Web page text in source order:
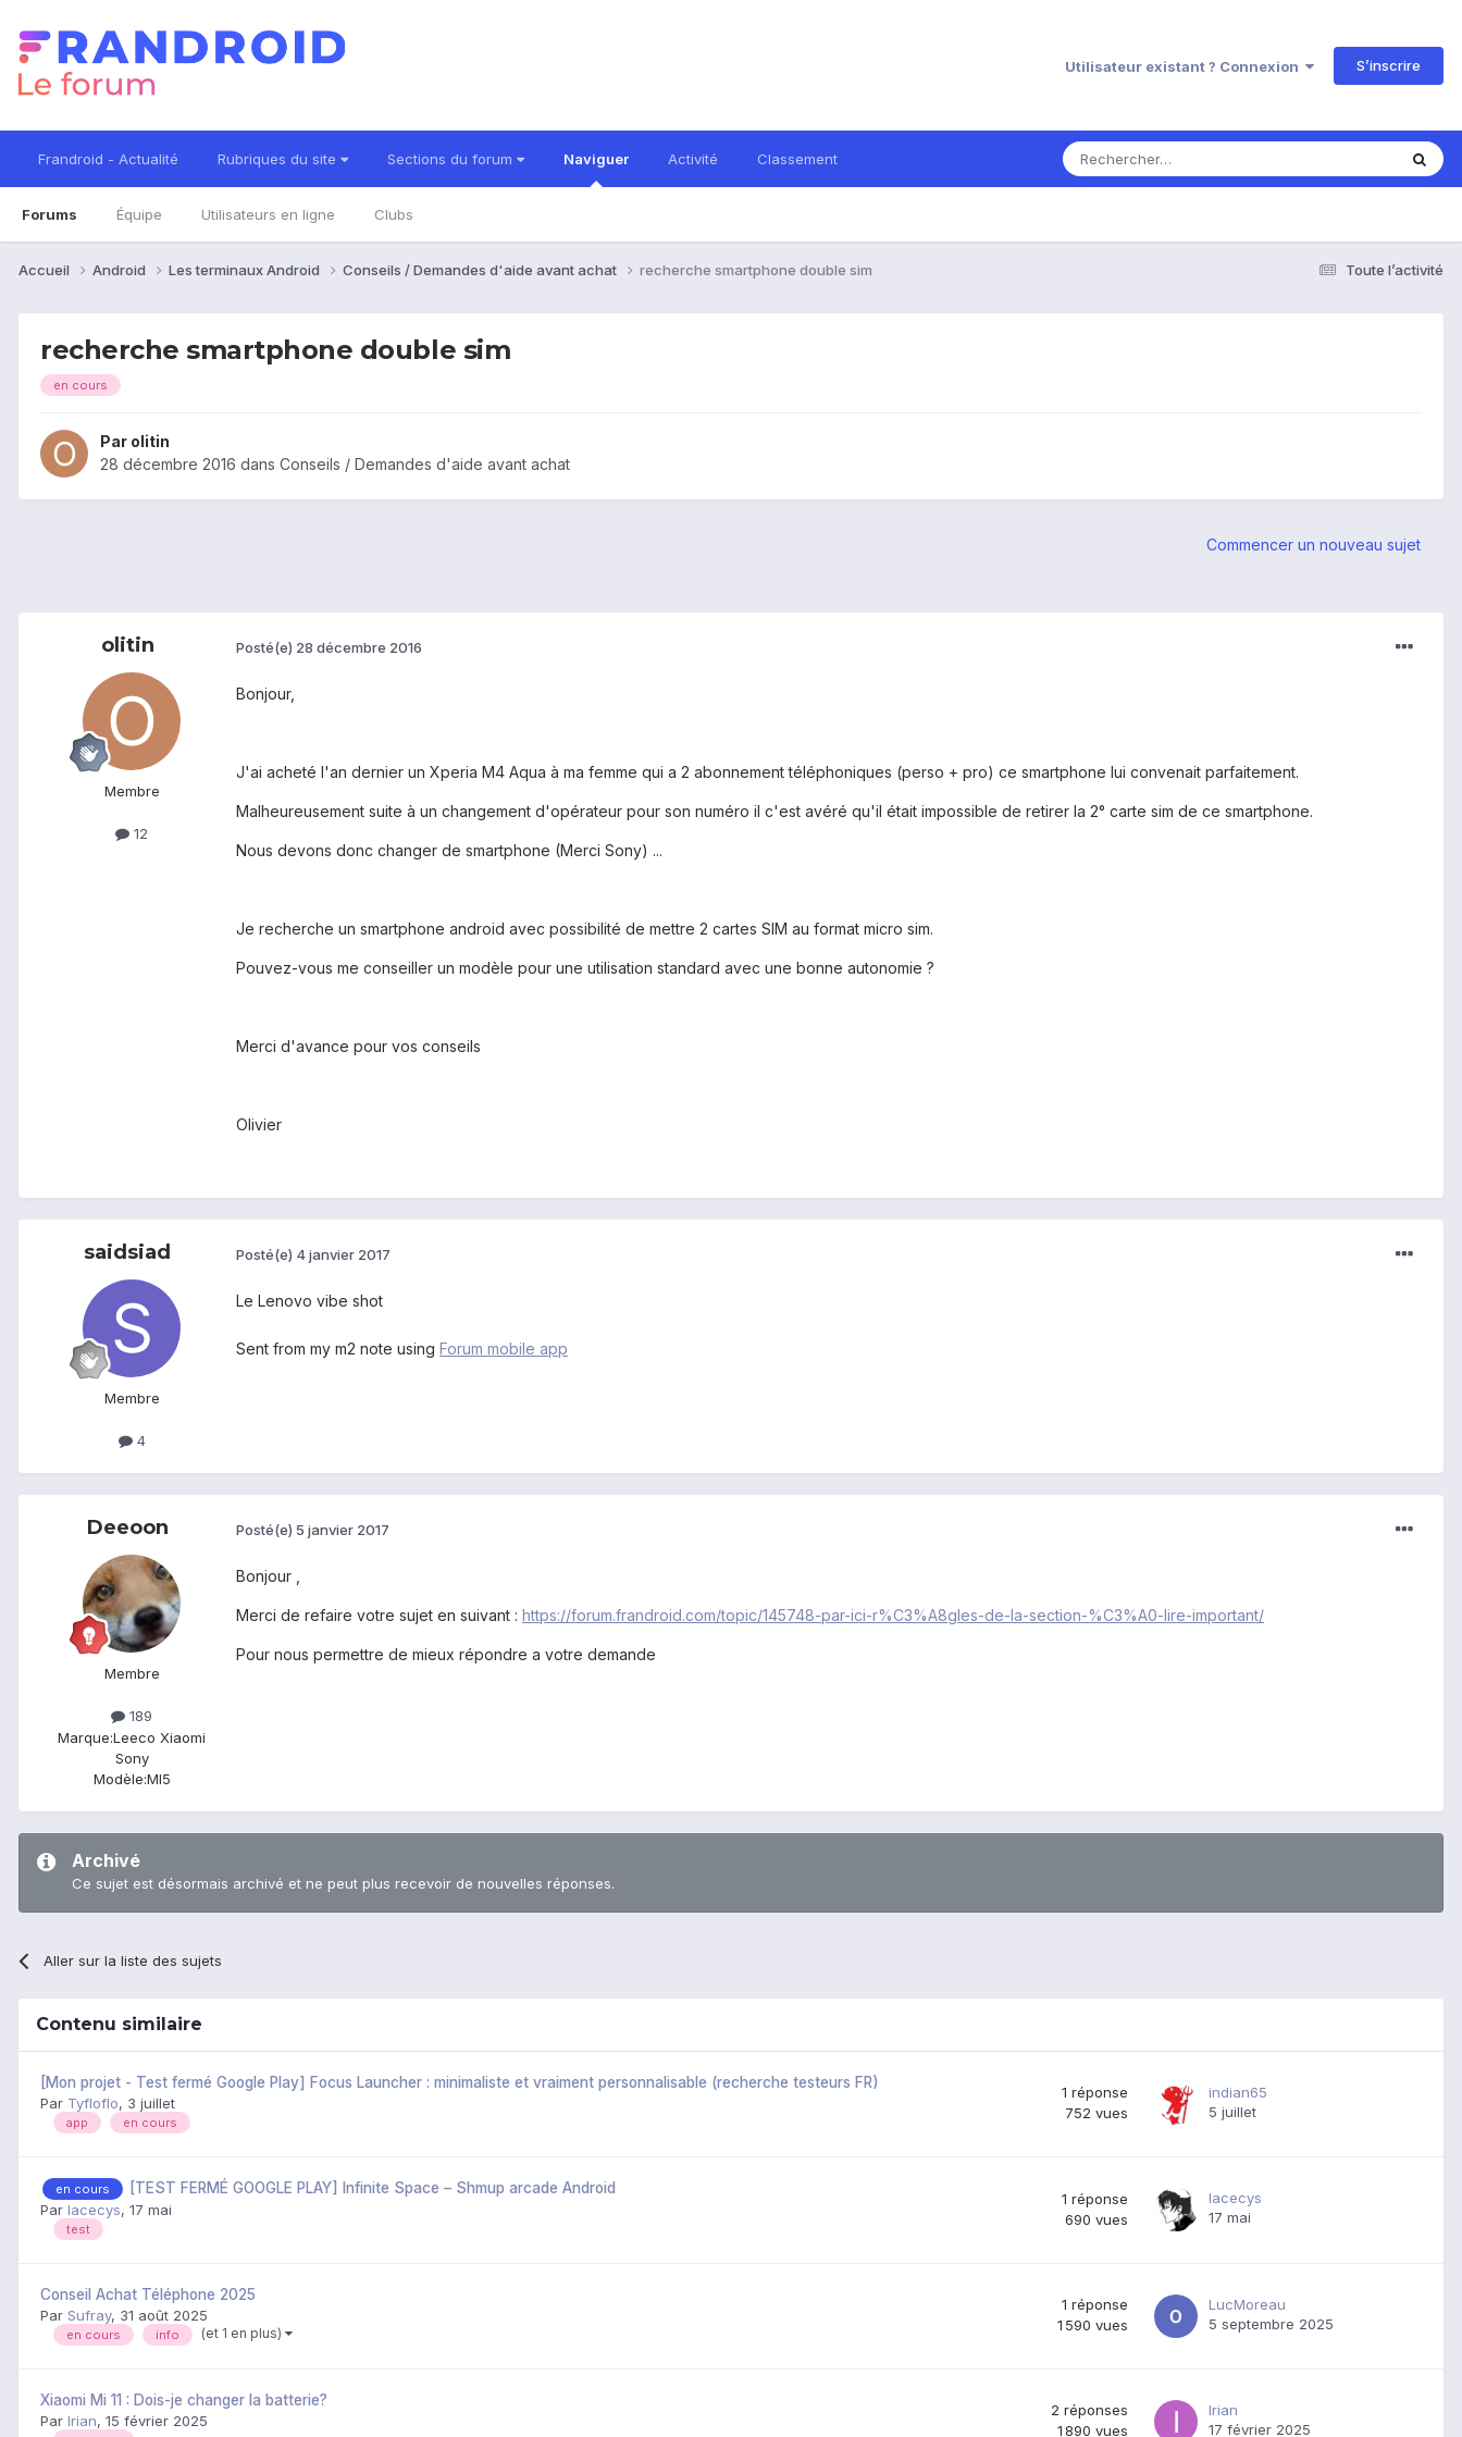
Utilisateur existant ? Connexion S’inscrire
Frandroid - Actualité Rubriques du site Sections du forum Naviguer
Forums Équipe Utilisateurs en ligne Clubs
Activité Classement
Toute l’activité
Accueil Android Les terminaux Android Conseils / Demandes d'aide avant achat recherche smartphone double sim
recherche smartphone double sim
en cours
Par olitin
28 décembre 2016 dans Conseils / Demandes d'aide avant achat
Commencer un nouveau sujet
olitin
Membre
12
Posté(e) 28 décembre 2016
Bonjour,
J'ai acheté l'an dernier un Xperia M4 Aqua à ma femme qui a 2 abonnement téléphoniques (perso + pro) ce smartphone lui convenait parfaitement.
Malheureusement suite à un changement d'opérateur pour son numéro il c'est avéré qu'il était impossible de retirer la 2° carte sim de ce smartphone.
Nous devons donc changer de smartphone (Merci Sony) ...
Je recherche un smartphone android avec possibilité de mettre 2 cartes SIM au format micro sim.
Pouvez-vous me conseiller un modèle pour une utilisation standard avec une bonne autonomie ?
Merci d'avance pour vos conseils
Olivier
saidsiad
Membre
4
Posté(e) 4 janvier 2017
Le Lenovo vibe shot
Sent from my m2 note using Forum mobile app
Deeoon
Membre
189
Marque:Leeco Xiaomi
Sony
Modèle:MI5
Posté(e) 5 janvier 2017
Bonjour ,
Merci de refaire votre sujet en suivant : https://forum.frandroid.com/topic/145748-par-ici-r%C3%A8gles-de-la-section-%C3%A0-lire-important/
Pour nous permettre de mieux répondre a votre demande
Archivé
Ce sujet est désormais archivé et ne peut plus recevoir de nouvelles réponses.
Aller sur la liste des sujets
Contenu similaire
[Mon projet - Test fermé Google Play] Focus Launcher : minimaliste et vraiment personnalisable (recherche testeurs FR)
Par Tyfloflo, 3 juillet
app en cours
1 réponse
752 vues
indian65
5 juillet
en cours
[TEST FERMÉ GOOGLE PLAY] Infinite Space – Shmup arcade Android
Par lacecys, 17 mai
test
1 réponse
690 vues
lacecys
17 mai
Conseil Achat Téléphone 2025
Par Sufray, 31 août 2025
en cours info (et 1 en plus)
1 réponse
1 590 vues
LucMoreau
5 septembre 2025
Xiaomi Mi 11 : Dois-je changer la batterie?
Par Irian, 15 février 2025
2 réponses
1 890 vues
Irian
17 février 2025